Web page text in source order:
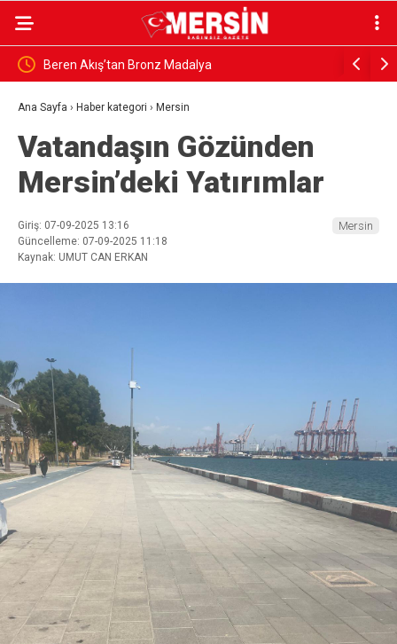
Beren Akış’tan Bronz Madalya TÜRK
Ana Sayfa › Haber kategori › Mersin
Vatandaşın Gözünden
Mersin’deki Yatırımlar
Giriş: 07-09-2025 13:16
Güncelleme: 07-09-2025 11:18
Kaynak: UMUT CAN ERKAN
Mersin